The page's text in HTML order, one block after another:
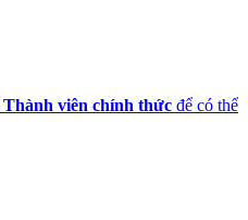
Thành viên chính thức để có thể